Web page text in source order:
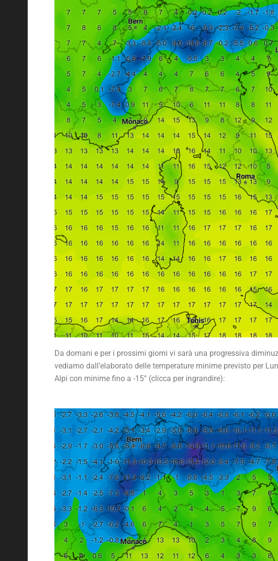
Da domani e per i prossimi giorni vi sarà una progressiva
vediamo dall’elaborato delle temperature minime previsto per
Alpi con minime fino a -15° (clicca per ingrandire):